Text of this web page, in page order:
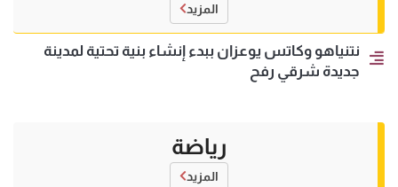
المزيد
نتنياهو وكاتس يوعزان ببدء إنشاء بنية تحتية لمدينة
جديدة شرقي رفح
رياضة
المزيد